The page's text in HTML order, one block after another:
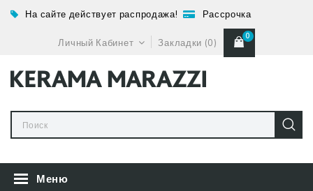
На сайте действует распродажа! Рассрочка
Личный Кабинет Закладки (0)
0
Меню